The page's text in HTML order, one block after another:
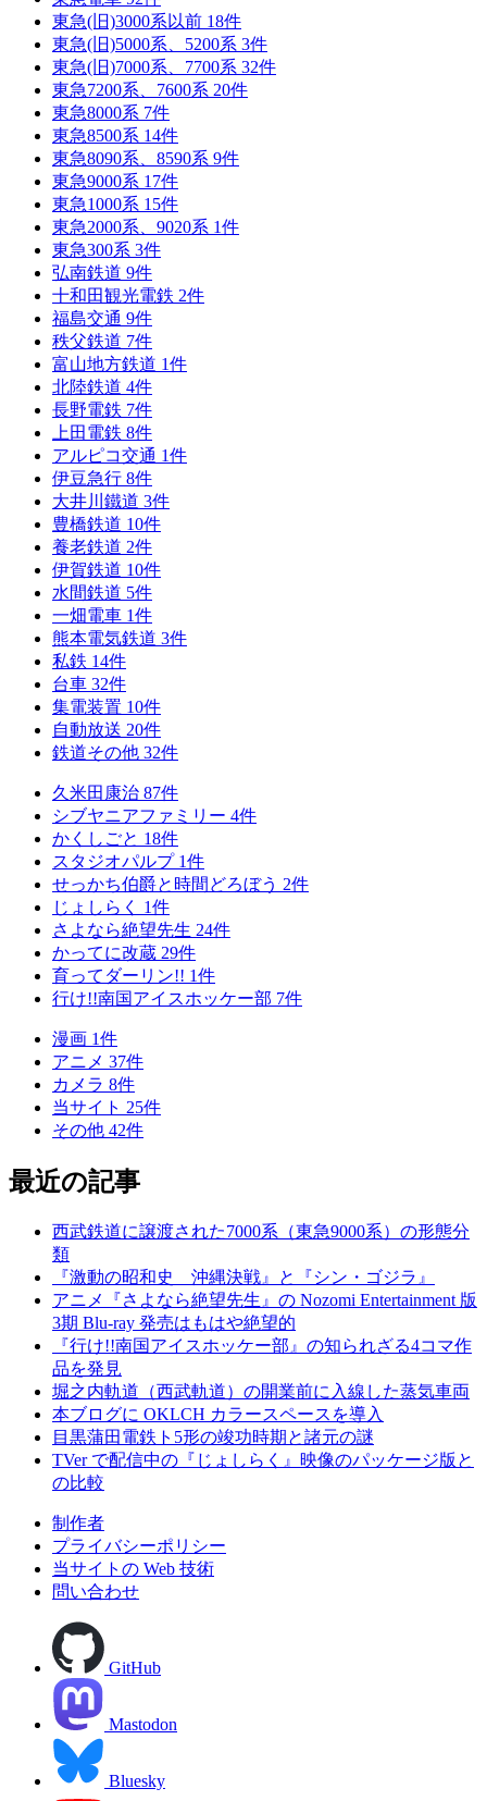
東急(旧)3000系以前 18件
東急(旧)5000系、5200系 3件
東急(旧)7000系、7700系 32件
東急7200系、7600系 20件
東急8000系 7件
東急8500系 14件
東急8090系、8590系 9件
東急9000系 17件
東急1000系 15件
東急2000系、9020系 1件
東急300系 3件
弘南鉄道 9件
十和田観光電鉄 2件
福島交通 9件
秩父鉄道 7件
富山地方鉄道 1件
北陸鉄道 4件
長野電鉄 7件
上田電鉄 8件
アルピコ交通 1件
伊豆急行 8件
大井川鐵道 3件
豊橋鉄道 10件
養老鉄道 2件
伊賀鉄道 10件
水間鉄道 5件
一畑電車 1件
熊本電気鉄道 3件
私鉄 14件
台車 32件
集電装置 10件
自動放送 20件
鉄道その他 32件
久米田康治 87件
シブヤニアファミリー 4件
かくしごと 18件
スタジオパルプ 1件
せっかち伯爵と時間どろぼう 2件
じょしらく 1件
さよなら絶望先生 24件
かってに改蔵 29件
育ってダーリン!! 1件
行け!!南国アイスホッケー部 7件
漫画 1件
アニメ 37件
カメラ 8件
当サイト 25件
その他 42件
最近の記事
西武鉄道に譲渡された7000系（東急9000系）の形態分
類
『激動の昭和史 沖縄決戦』と『シン・ゴジラ』
アニメ『さよなら絶望先生』の Nozomi Entertainment 版
3期 Blu-ray 発売はもはや絶望的
『行け!!南国アイスホッケー部』の知られざる4コマ作
品を発見
堀之内軌道（西武軌道）の開業前に入線した蒸気車両
本ブログに OKLCH カラースペースを導入
目黒蒲田電鉄ト5形の竣功時期と諸元の謎
TVer で配信中の『じょしらく』映像のパッケージ版と
の比較
制作者
プライバシーポリシー
当サイトの Web 技術
問い合わせ
GitHub
Mastodon
Bluesky